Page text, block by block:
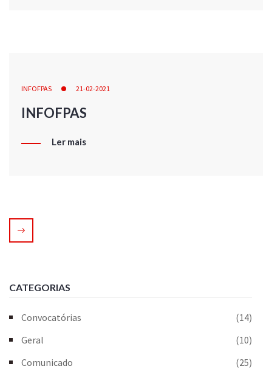
INFOFPAS 21-02-2021
INFOFPAS
Ler mais
CATEGORIAS
Convocatórias
(14)
Geral
(10)
Comunicado
(25)